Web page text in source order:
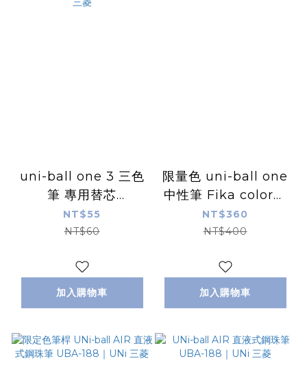
uni-ball one 3 三色
筆 專用替芯
0.38mm/0.5mm｜
日本uni 三菱
NT$55
NT$60
加入購物車
限量色 uni-ball one
中性筆 Fika color｜
日本三菱
NT$360
NT$400
加入購物車